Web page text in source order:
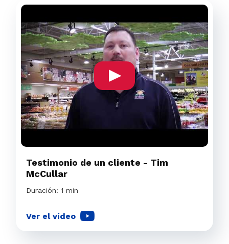
Testimonio de un cliente - Tim
McCullar
Duración: 1 min
Ver el vídeo